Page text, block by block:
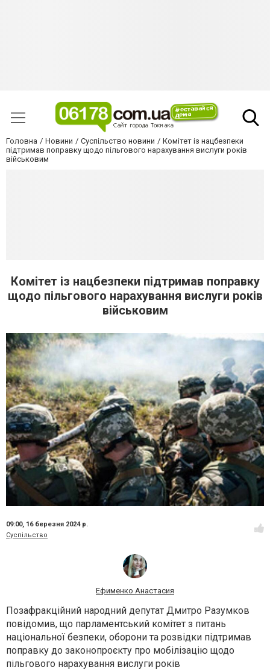
Головна Новини Суспільство новини
Комітет із нацбезпеки
підтримав поправку щодо пільгового нарахування вислуги років
військовим
Комітет із нацбезпеки підтримав поправку
щодо пільгового нарахування вислуги років
військовим
09:00, 16 березня 2024 р.
Суспільство
Ефименко Анастасия
Позафракційний народний депутат Дмитро Разумков
повідомив, що парламентський комітет з питань
національної безпеки, оборони та розвідки підтримав
поправку до законопроєкту про мобілізацію щодо
пільгового нарахування вислуги років